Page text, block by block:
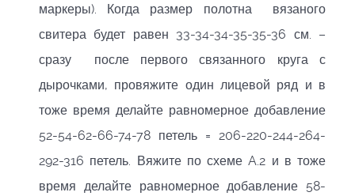
маркеры). Когда размер полотна вязаного
свитера будет равен 33-34-34-35-35-36 см. –
сразу после первого связанного круга с
дырочками, провяжите один лицевой ряд и в
тоже время делайте равномерное добавление
52-54-62-66-74-78 петель = 206-220-244-264-
292-316 петель. Вяжите по схеме A.2 и в тоже
время делайте равномерное добавление 58-